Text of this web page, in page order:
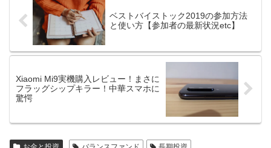
ベストバイストック2019の参加方法
と使い方【参加者の最新状況etc】
Xiaomi Mi9実機購入レビュー！まさに
フラッグシップキラー！中華スマホに
驚愕